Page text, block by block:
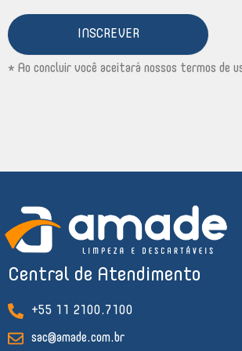
INSCREVER
* Ao concluir você aceitará nossos termos de
Central de Atendimento
+55 11 2100.7100
sac@amade.com.br